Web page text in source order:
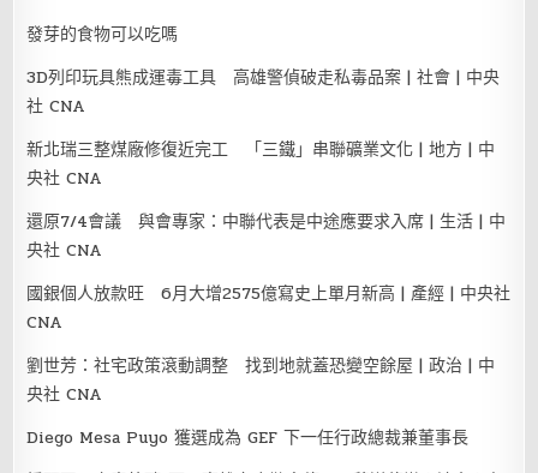
發芽的食物可以吃嗎
3D列印玩具熊成運毒工具 高雄警偵破走私毒品案 | 社會 | 中央
社 CNA
新北瑞三整煤廠修復近完工 「三鐵」串聯礦業文化 | 地方 | 中
央社 CNA
還原7/4會議 與會專家：中聯代表是中途應要求入席 | 生活 | 中
央社 CNA
國銀個人放款旺 6月大增2575億寫史上單月新高 | 產經 | 中央社
CNA
劉世芳：社宅政策滾動調整 找到地就蓋恐變空餘屋 | 政治 | 中
央社 CNA
Diego Mesa Puyo 獲選成為 GEF 下一任行政總裁兼董事長